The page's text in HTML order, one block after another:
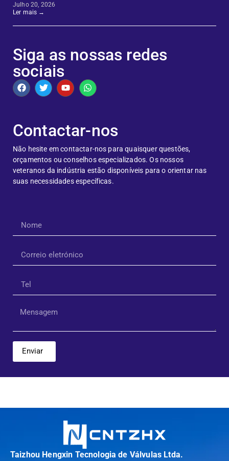
Julho 20, 2026
Ler mais →
Siga as nossas redes
sociais
Contactar-nos
Não hesite em contactar-nos para quaisquer questões,
orçamentos ou conselhos especializados. Os nossos
veteranos da indústria estão disponíveis para o orientar nas
suas necessidades específicas.
Enviar
Taizhou Hengxin Tecnologia de Válvulas Ltda.